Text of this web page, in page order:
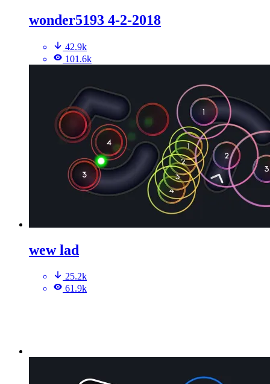
wonder5193 4-2-2018
42.9k
101.6k
wew lad
25.2k
61.9k